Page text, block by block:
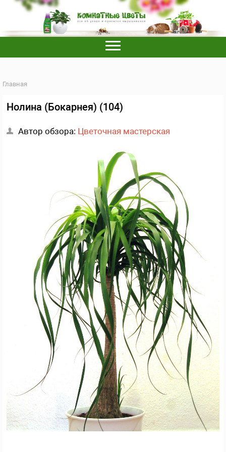
Главная
Нолина (Бокарнея) (104)
Автор обзора: Цветочная мастерская